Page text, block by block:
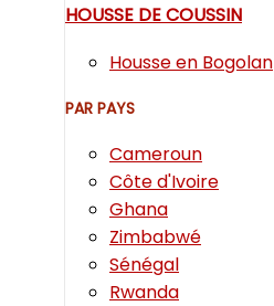
HOUSSE DE COUSSIN
Housse en Bogolan
PAR PAYS
Cameroun
Côte d'Ivoire
Ghana
Zimbabwé
Sénégal
Rwanda